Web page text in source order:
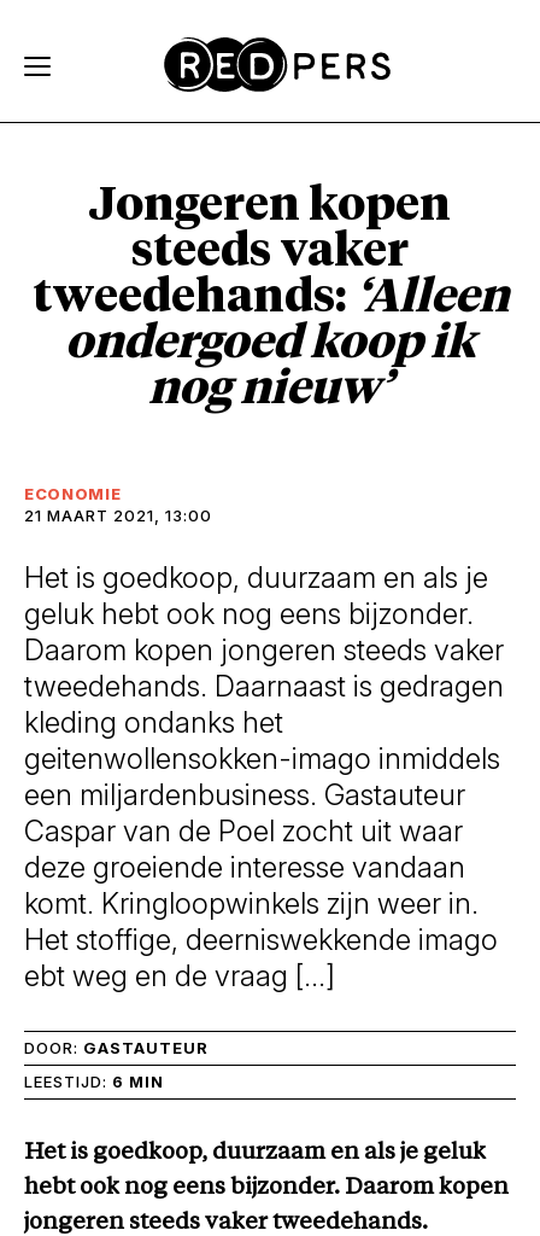
Jongeren kopen
steeds vaker
tweedehands: ‘Alleen
ondergoed koop ik
nog nieuw’
ECONOMIE
21 MAART 2021, 13:00
Het is goedkoop, duurzaam en als je
geluk hebt ook nog eens bijzonder.
Daarom kopen jongeren steeds vaker
tweedehands. Daarnaast is gedragen
kleding ondanks het
geitenwollensokken-imago inmiddels
een miljardenbusiness. Gastauteur
Caspar van de Poel zocht uit waar
deze groeiende interesse vandaan
komt. Kringloopwinkels zijn weer in.
Het stoffige, deerniswekkende imago
ebt weg en de vraag […]
DOOR: GASTAUTEUR
LEESTIJD: 6 MIN
Het is goedkoop, duurzaam en als je geluk
hebt ook nog eens bijzonder. Daarom kopen
jongeren steeds vaker tweedehands.